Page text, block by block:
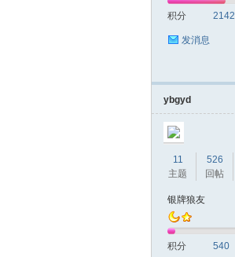
积分 2142
发消息
ybgyd
11
主题
526
回帖
银牌狼友
积分 540